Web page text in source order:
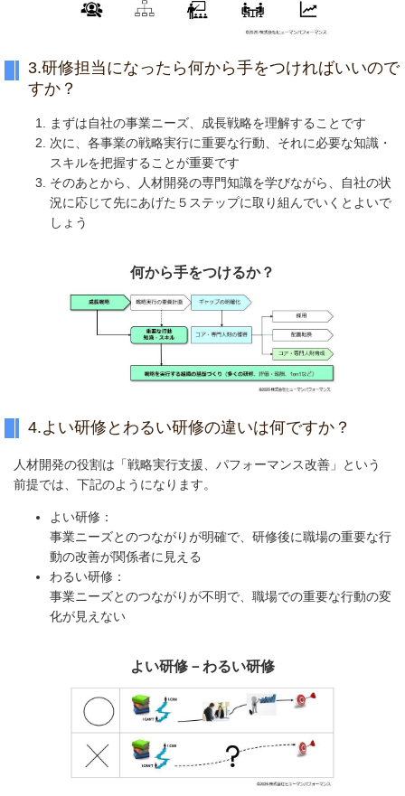
3.研修担当になったら何から手をつければいいので
すか？
まずは自社の事業ニーズ、成長戦略を理解することです
次に、各事業の戦略実行に重要な行動、それに必要な知識・
スキルを把握することが重要です
そのあとから、人材開発の専門知識を学びながら、自社の状
況に応じて先にあげた５ステップに取り組んでいくとよいで
しょう
何から手をつけるか？
4.よい研修とわるい研修の違いは何ですか？
人材開発の役割は「戦略実行支援、パフォーマンス改善」という
前提では、下記のようになります。
よい研修：
事業ニーズとのつながりが明確で、研修後に職場の重要な行
動の改善が関係者に見える
わるい研修：
事業ニーズとのつながりが不明で、職場での重要な行動の変
化が見えない
よい研修－わるい研修